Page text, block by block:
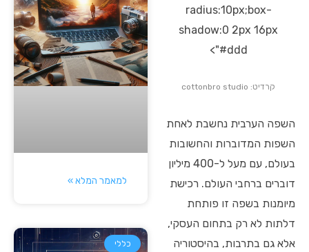
radius:10px;box-
shadow:0 2px 16px
#ddd">
קרדיט: cottonbro studio
השפה הערבית נחשבת לאחת
השפות המדוברות והחשובות
בעולם, עם מעל ל-400 מיליון
דוברים ברחבי העולם. רכישת
מיומנות בשפה זו פותחת
דלתות לא רק בתחום העסקי,
אלא גם בתרבות, בהיסטוריה
למאמר המלא »
כללי